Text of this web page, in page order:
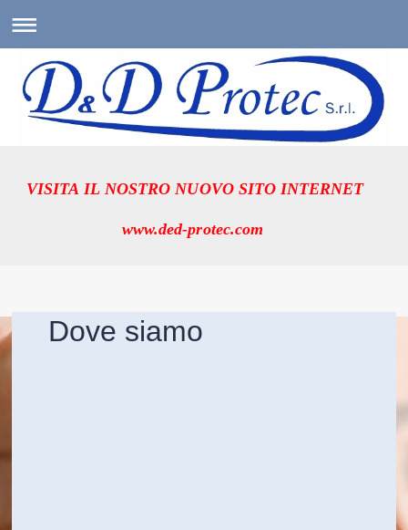
VISITA IL NOSTRO NUOVO SITO INTERNET
www.ded-protec.com
Dove siamo